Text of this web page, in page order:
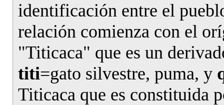
identificación entre el
relación comienza con el
"Titicaca" que es un
titi=gato silvestre, puma, y
Titicaca que es constituida